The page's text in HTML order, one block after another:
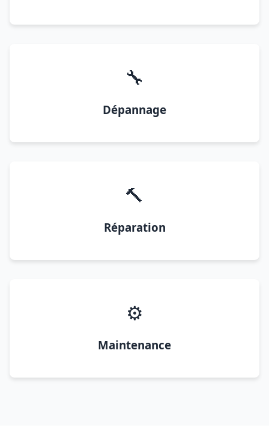
🔧
Dépannage
🔨
Réparation
⚙️
Maintenance